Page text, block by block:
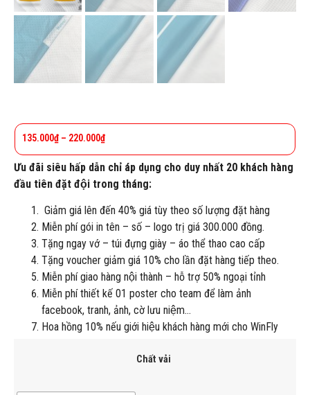
135.000₫ – 220.000₫
Ưu đãi siêu hấp dẫn chỉ áp dụng cho duy nhất 20 khách hàng
đầu tiên đặt đội trong tháng:
Giảm giá lên đến 40% giá tùy theo số lượng đặt hàng
Miễn phí gói in tên – số – logo trị giá 300.000 đồng.
Tặng ngay vớ – túi đựng giày – áo thể thao cao cấp
Tặng voucher giảm giá 10% cho lần đặt hàng tiếp theo.
Miễn phí giao hàng nội thành – hỗ trợ 50% ngoại tỉnh
Miễn phí thiết kế 01 poster cho team để làm ảnh
facebook, tranh, ảnh, cờ lưu niệm…
Hoa hồng 10% nếu giới hiệu khách hàng mới cho WinFly
Chất vải